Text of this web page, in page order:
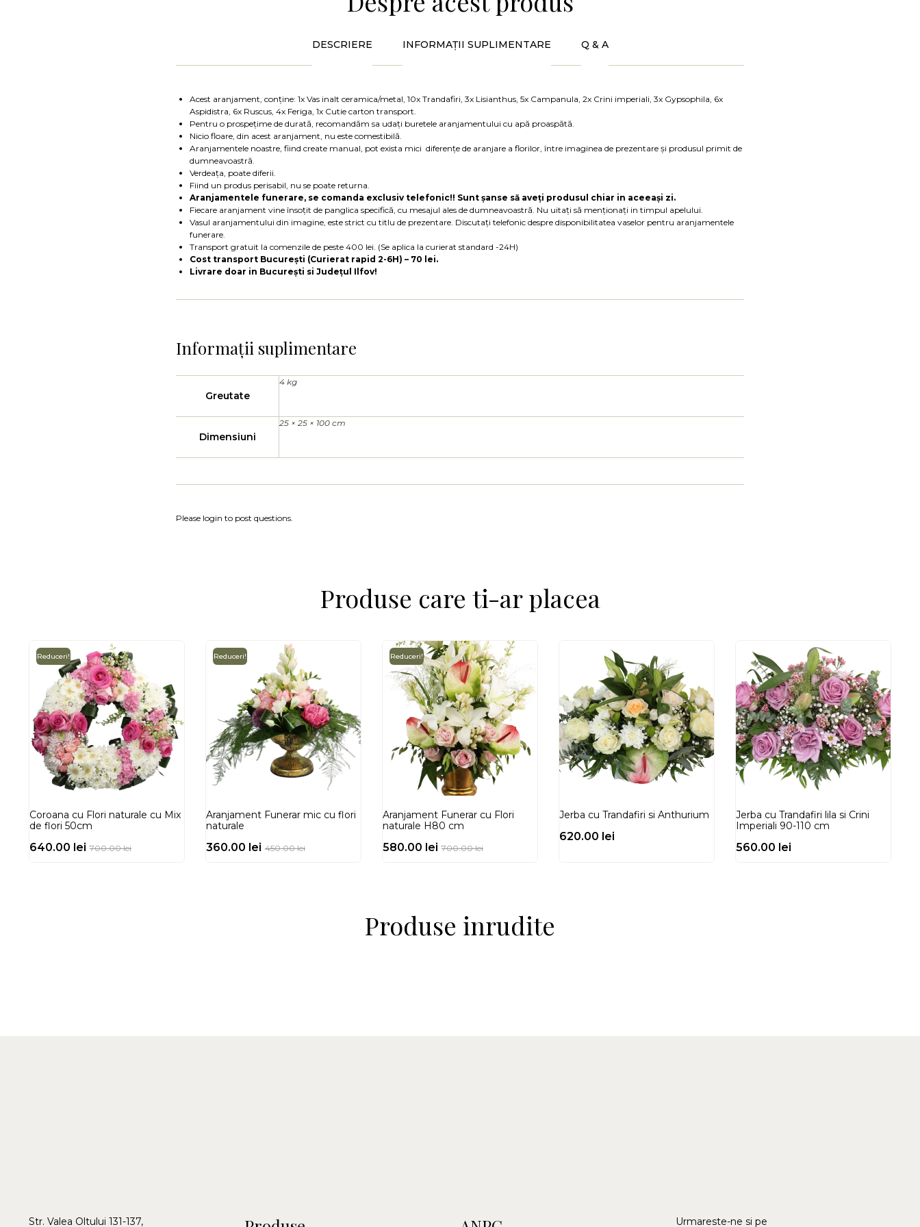
DESCRIERE INFORMAȚII SUPLIMENTARE Q & A
Acest aranjament, conține: 1x Vas inalt ceramica/metal, 10x Trandafiri, 3x Lisianthus, 5x Campanula, 2x Crini imperiali, 3x Gypsophila, 6x
Aspidistra, 6x Ruscus, 4x Feriga, 1x Cutie carton transport.
Pentru o prospețime de durată, recomandăm sa udați buretele aranjamentului cu apă proaspătă.
Nicio floare, din acest aranjament, nu este comestibilă.
Aranjamentele noastre, fiind create manual, pot exista mici diferențe de aranjare a florilor, între imaginea de prezentare și produsul primit de
dumneavoastră.
Verdeața, poate diferii.
Fiind un produs perisabil, nu se poate returna.
Aranjamentele funerare, se comanda exclusiv telefonic!! Sunt șanse să aveți produsul chiar in aceeași zi.
Fiecare aranjament vine însoțit de panglica specifică, cu mesajul ales de dumneavoastră. Nu uitați să menționați in timpul apelului.
Vasul aranjamentului din imagine, este strict cu titlu de prezentare. Discutați telefonic despre disponibilitatea vaselor pentru aranjamentele
funerare.
Transport gratuit la comenzile de peste 400 lei. (Se aplica la curierat standard -24H)
Cost transport București (Curierat rapid 2-6H) – 70 lei.
Livrare doar in București si Județul Ilfov!
Informații suplimentare
Greutate
4 kg
Dimensiuni
25 × 25 × 100 cm
Please login to post questions.
Produse care ti-ar placea
Reduceri!
Coroana cu Flori naturale cu Mix
de flori 50cm
700.00lei
640.00 lei
Reduceri!
Aranjament Funerar mic cu flori
naturale
450.00lei
360.00 lei
Reduceri!
Aranjament Funerar cu Flori
naturale H80 cm
700.00lei
580.00 lei
Jerba cu Trandafiri si Anthurium
620.00 lei
Jerba cu Trandafiri lila si Crini
Imperiali 90-110 cm
560.00 lei
Produse inrudite
Str. Valea Oltului 131-137, Urmareste-ne si pe